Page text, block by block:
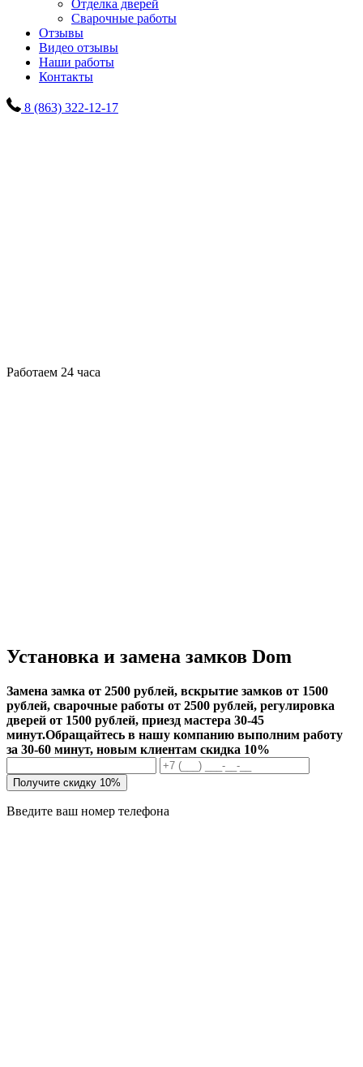
Отделка дверей
Сварочные работы
Отзывы
Видео отзывы
Наши работы
Контакты
8 (863) 322-12-17
Работаем 24 часа
Установка и замена замков Dom
Замена замка от 2500 рублей, вскрытие замков от 1500
рублей, сварочные работы от 2500 рублей, регулировка
дверей от 1500 рублей, приезд мастера 30-45
минут.Обращайтесь в нашу компанию выполним работу
за 30-60 минут, новым клиентам скидка 10%
Получите скидку 10%
Введите ваш номер телефона